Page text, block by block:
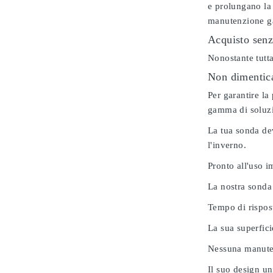
e prolungano
manutenzione
Acquisto
Nonostante
Non
Per garantire la
gamma di
La tua sonda
l'inverno.
Pronto all'uso
La nostra
Tempo di
La sua
Nessuna
Il suo design